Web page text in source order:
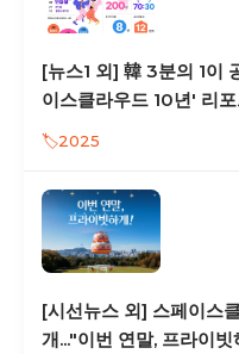
[뉴스1 외] 韓 3분의 1이
이스클라우드 10년' 리
2025
[시선뉴스 외] 스페이스
개..."이번 연말, 프라이빗